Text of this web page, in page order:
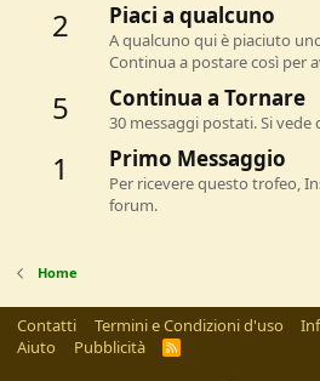
2 Piaci a qualcuno
A qualcuno qui è piaciuto
Continua a postare così per
5 Continua a Tornare
30 messaggi postati. Si vede
1 Primo Messaggio
Per ricevere questo trofeo,
forum.
Home
Contatti Termini e Condizioni d'uso
Aiuto
Pubblicità
R